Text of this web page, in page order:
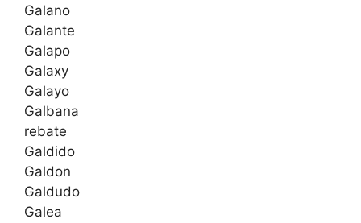
Galano
Galante
Galapo
Galaxy
Galayo
Galbana
rebate
Galdido
Galdon
Galdudo
Galea